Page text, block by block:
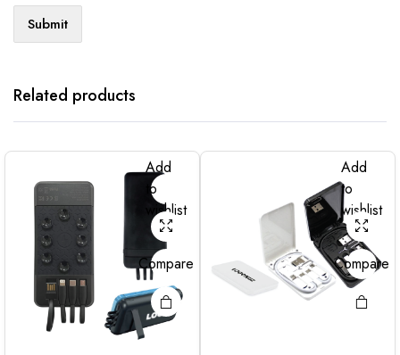
Related products
Add
to
wishlist
Compare
Add
to
wishlist
Compare